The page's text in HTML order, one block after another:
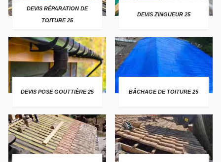
DEVIS RÉPARATION DE
TOITURE 25
DEVIS ZINGUEUR 25
DEVIS POSE GOUTTIÈRE 25 BÂCHAGE DE TOITURE 25